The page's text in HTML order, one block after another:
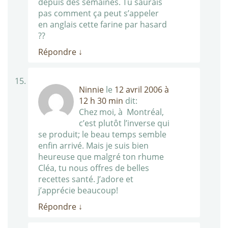
depuis des semaines. Tu saurais
pas comment ça peut s’appeler
en anglais cette farine par hasard
??
Répondre ↓
Ninnie le 12 avril 2006 à
12 h 30 min dit:
Chez moi, à Montréal,
c’est plutôt l’inverse qui
se produit; le beau temps semble
enfin arrivé. Mais je suis bien
heureuse que malgré ton rhume
Cléa, tu nous offres de belles
recettes santé. J’adore et
j’apprécie beaucoup!
Répondre ↓